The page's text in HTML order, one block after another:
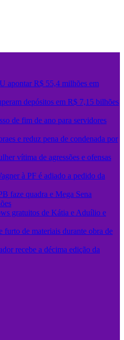
apontar R$ 55,4 milhões em
depósitos em R$ 7,15 bilhões
de fim de ano para servidores
e reduz pena de condenada por
vítima de agressões e ofensas
à PF é adiado a pedido da
faze quadra e Mega Sena
gratuitos de Kátia e Aduílio e
furto de materiais durante obra de
recebe a décima edição da